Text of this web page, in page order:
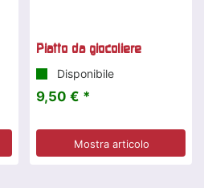
Piatto da giocoliere
Disponibile
9,50 € *
Mostra articolo